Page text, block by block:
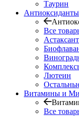
Таурин
Антиоксиданты
Все
Лютеин
Витамины и
Все